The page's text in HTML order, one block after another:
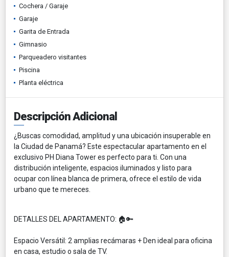
Cochera / Garaje
Garaje
Garita de Entrada
Gimnasio
Parqueadero visitantes
Piscina
Planta eléctrica
Descripción Adicional
​¿Buscas comodidad, amplitud y una ubicación insuperable en
la Ciudad de Panamá? Este espectacular apartamento en el
exclusivo PH Diana Tower es perfecto para ti. Con una
distribución inteligente, espacios iluminados y listo para
ocupar con línea blanca de primera, ofrece el estilo de vida
urbano que te mereces.
​DETALLES DEL APARTAMENTO: 🏠🔑
​Espacio Versátil: 2 amplias recámaras + Den ideal para oficina
en casa, estudio o sala de TV.